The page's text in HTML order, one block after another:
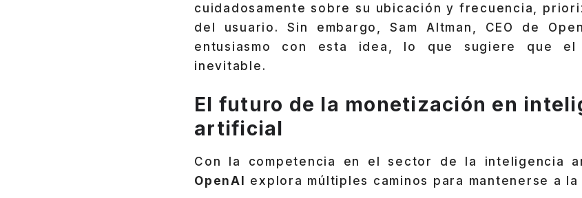
cuidadosamente sobre su ubicación y frecuencia,
del usuario. Sin embargo, Sam Altman, CEO de
entusiasmo con esta idea, lo que sugiere que el
inevitable.
El futuro de la monetización en
artificial
Con la competencia en el sector de la inteligencia
OpenAI explora múltiples caminos para mantenerse a la